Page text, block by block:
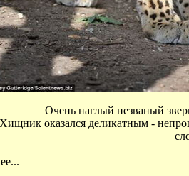
Очень наглый незваный
Хищник оказался деликатным -